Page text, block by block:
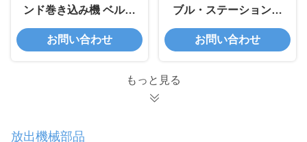
ンド巻き込み機 ベルト
巻き込み機
お問い合わせ
ブル・ステーション・
ウィンドル・ストラッ
ピング・バンド・ウィ
お問い合わせ
もっと見る
放出機械部品